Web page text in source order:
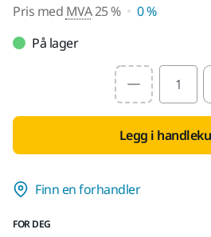
Pris med MVA25 %
0 %
På lager
Select quantity
Legg i
Finn en forhandler
FOR DEG